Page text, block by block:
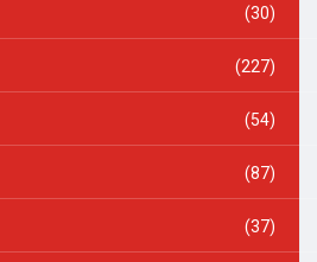
(30)
(227)
(54)
(87)
(37)